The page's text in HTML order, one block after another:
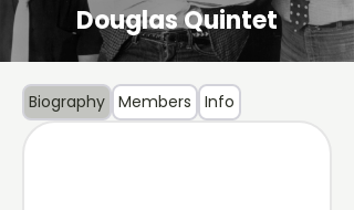
Douglas Quintet
Biography Members Info